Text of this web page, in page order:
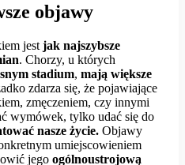
objawy
jest jak najszybsze
. Chorzy, u których
stadium, mają większe
zdarza się, że pojawiające
zmęczeniem, czy innymi
wymówek, tylko udać się do
nasze życie. Objawy
umiejscowieniem
jego ogólnoustrojową